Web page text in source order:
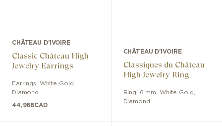
CHÂTEAU D'IVOIRE
Classic Château High
Jewelry Earrings
Earrings White Gold
Diamond
44,988CAD
CHÂTEAU D'IVOIRE
Classiques du Château
High Jewelry Ring
Ring 6 mm White Gold
Diamond